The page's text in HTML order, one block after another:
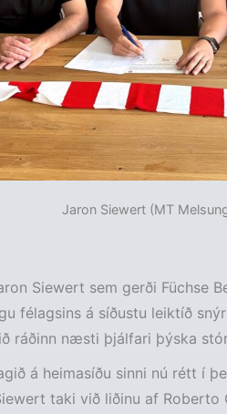
Jaron Siewert (MT
Siewert sem gerði Füchse
félagsins á síðustu leiktíð
ráðinn næsti þjálfari þýska
á heimasíðu sinni nú rétt í
taki við liðinu af